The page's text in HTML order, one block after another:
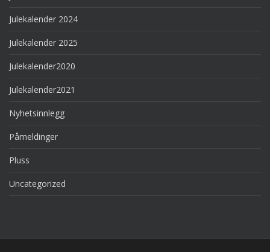
Julekalender 2024
Julekalender 2025
Julekalender2020
Julekalender2021
Nyhetsinnlegg
Påmeldinger
Pluss
Uncategorized